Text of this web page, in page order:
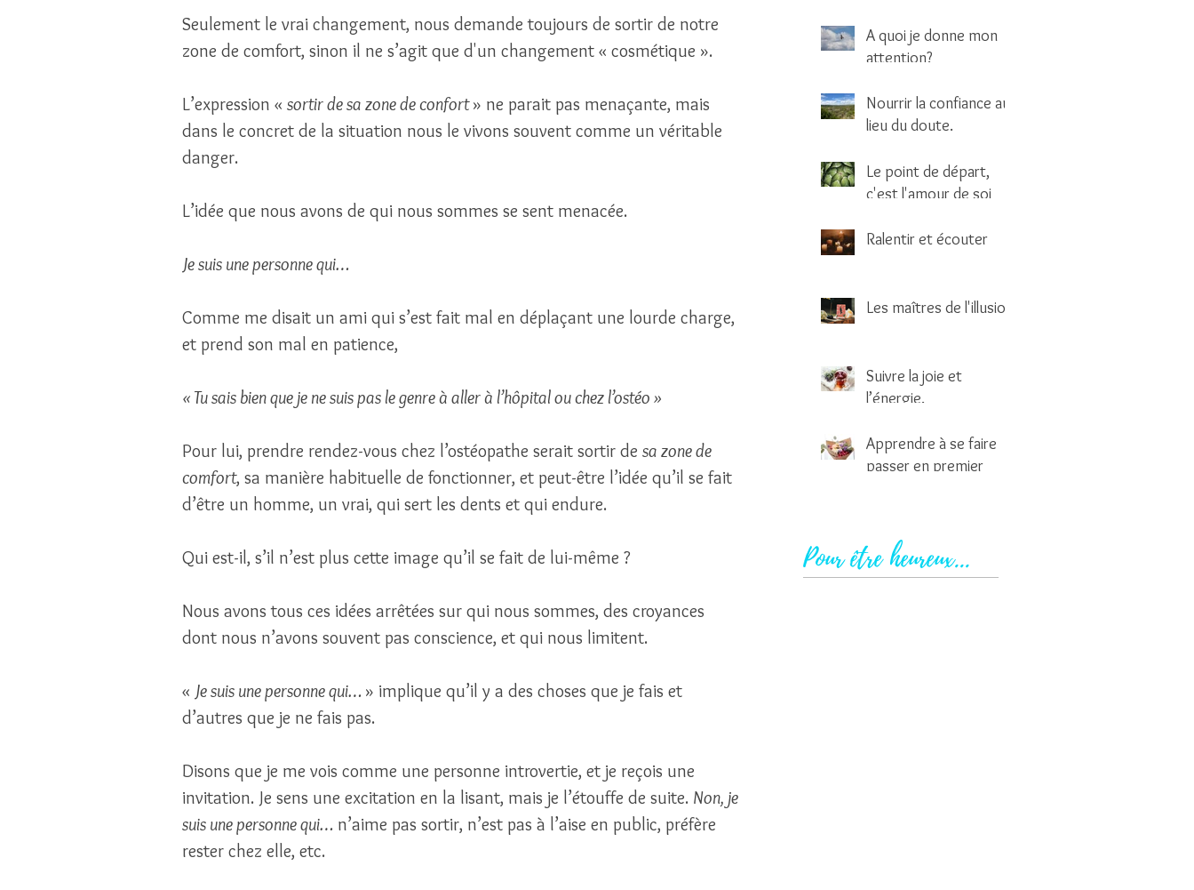
Seulement le vrai changement, nous demande toujours de sortir de notre
zone de comfort, sinon il ne s’agit que d'un changement « cosmétique ».
L’expression « sortir de sa zone de confort » ne parait pas menaçante, mais
dans le concret de la situation nous le vivons souvent comme un véritable
danger.
L’idée que nous avons de qui nous sommes se sent menacée.
Je suis une personne qui…
Comme me disait un ami qui s’est fait mal en déplaçant une lourde charge,
et prend son mal en patience,
« Tu sais bien que je ne suis pas le genre à aller à l’hôpital ou chez l’ostéo »
Pour lui, prendre rendez-vous chez l’ostéopathe serait sortir de sa zone de
comfort, sa manière habituelle de fonctionner, et peut-être l’idée qu’il se fait
d’être un homme, un vrai, qui sert les dents et qui endure.
Qui est-il, s’il n’est plus cette image qu’il se fait de lui-même ?
Nous avons tous ces idées arrêtées sur qui nous sommes, des croyances
dont nous n’avons souvent pas conscience, et qui nous limitent.
« Je suis une personne qui… » implique qu’il y a des choses que je fais et
d’autres que je ne fais pas.
Disons que je me vois comme une personne introvertie, et je reçois une
invitation. Je sens une excitation en la lisant, mais je l’étouffe de suite. Non, je
suis une personne qui… n’aime pas sortir, n’est pas à l’aise en public, préfère
rester chez elle, etc.
A quoi je donne mon
attention?
Nourrir la confiance au
lieu du doute.
Le point de départ,
c'est l'amour de soi
Ralentir et écouter
Les maîtres de l'illusion
Suivre la joie et
l’énergie.
Apprendre à se faire
passer en premier
Pour être heureux...